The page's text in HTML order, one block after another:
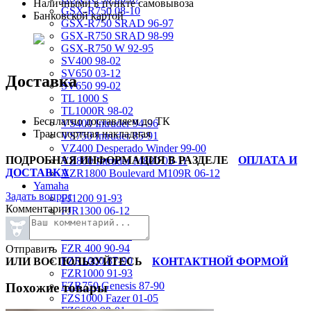
GSX-R750 08-10
GSX-R750 SRAD 96-97
GSX-R750 SRAD 98-99
GSX-R750 W 92-95
SV400 98-02
SV650 03-12
SV650 99-02
TL 1000 S
TL1000R 98-02
VS400 Intruder 94-96
VS750 Intruder 85-91
VZ400 Desperado Winder 99-00
VZ800 Intruder M800 05-11
VZR1800 Boulevard M109R 06-12
Yamaha
FJ1200 91-93
FJR1300 06-12
FZ-1 N/S 06-15
FZR 400 90-94
FZR1000 87-90
FZR1000 91-93
FZR750 Genesis 87-90
FZS1000 Fazer 01-05
Наличными в пункте самовывоза
Банковской картой
Доставка
Бесплатно доставляем до ТК
Транспортная накладная
ПОДРОБНАЯ ИНФОРМАЦИЯ В РАЗДЕЛЕ
ОПЛАТА И
ДОСТАВКА
Задать вопрос
Комментарии
Отправить
ИЛИ ВОСПОЛЬЗУЙТЕСЬ
КОНТАКТНОЙ ФОРМОЙ
Похожие товары